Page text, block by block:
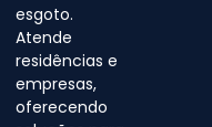
esgoto.
Atende
residências e
empresas,
oferecendo